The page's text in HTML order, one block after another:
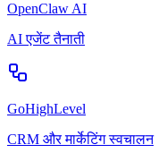
OpenClaw AI
AI एजेंट तैनाती
GoHighLevel
CRM और मार्केटिंग स्वचालन